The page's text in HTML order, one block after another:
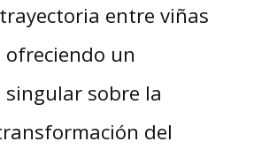
entre viñas
ofreciendo un
sobre la
del